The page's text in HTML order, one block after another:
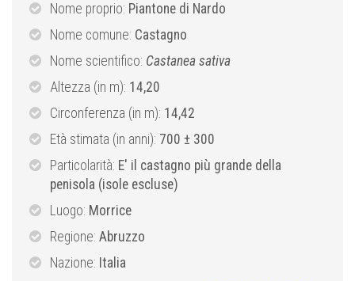
Nome proprio: Piantone di Nardo
Nome comune: Castagno
Nome scientifico: Castanea sativa
Altezza (in m): 14,20
Circonferenza (in m): 14,42
Età stimata (in anni): 700 ± 300
Particolarità: E' il castagno più grande della
penisola (isole escluse)
Luogo: Morrice
Regione: Abruzzo
Nazione: Italia